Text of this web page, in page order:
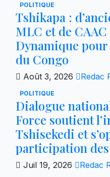
POLITIQUE
Tshikapa :
MLC et de
Dynamique
du Congo
Août 3, 2026 Redac
POLITIQUE
Dialogue
Force soutient
Tshisekedi et
participation
Juil 19, 2026 Redac